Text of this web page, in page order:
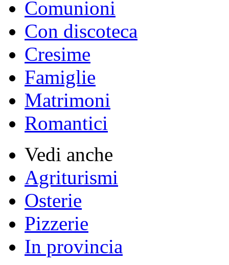
Comunioni
Con discoteca
Cresime
Famiglie
Matrimoni
Romantici
Vedi anche
Agriturismi
Osterie
Pizzerie
In provincia